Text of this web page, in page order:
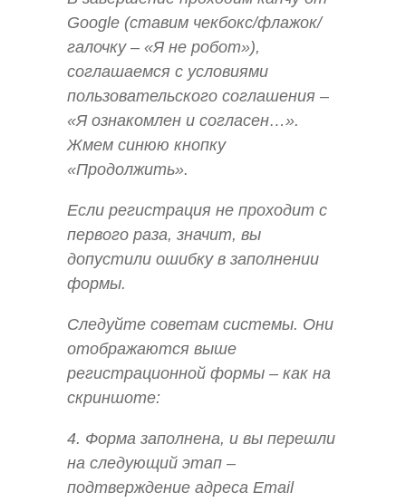
Google (ставим чекбокс/флажок/
галочку – «Я не робот»),
соглашаемся с условиями
пользовательского соглашения –
«Я ознакомлен и согласен…».
Жмем синюю кнопку
«Продолжить».
Если регистрация не проходит с
первого раза, значит, вы
допустили ошибку в заполнении
формы.
Следуйте советам системы. Они
отображаются выше
регистрационной формы – как на
скриншоте:
4. Форма заполнена, и вы перешли
на следующий этап –
подтверждение адреса Email